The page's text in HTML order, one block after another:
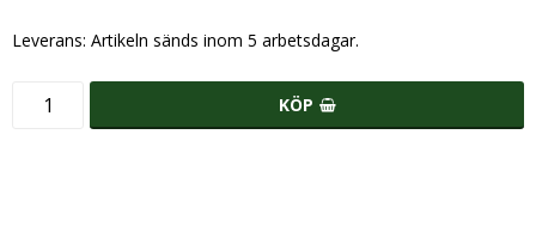
Leverans: Artikeln sänds inom 5 arbetsdagar.
KÖP